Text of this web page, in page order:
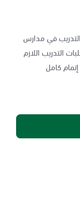
في مدارس
التدريب اللازم
كامل